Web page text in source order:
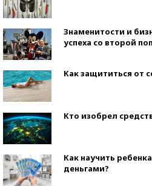
Знаменитости и
успеха со второй
Как защититься от
Кто изобрел
Как научить
деньгами?